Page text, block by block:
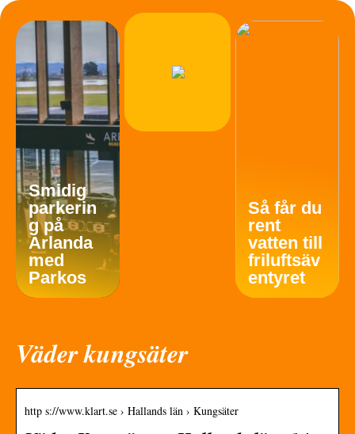
Smidig
parkerin
g på
Arlanda
med
Parkos
Så får du
rent
vatten till
friluftsäv
entyret
Väder kungsäter
http s://www.klart.se › Hallands län › Kungsäter